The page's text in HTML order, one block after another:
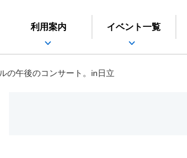
日立シビ
利用案内 イベント一覧
の午後のコンサート。in日立